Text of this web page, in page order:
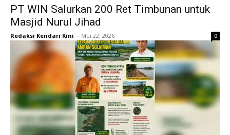
PT WIN Salurkan 200 Ret Timbunan untuk
Masjid Nurul Jihad
Redaksi Kendari Kini - Mei 22, 2026 0